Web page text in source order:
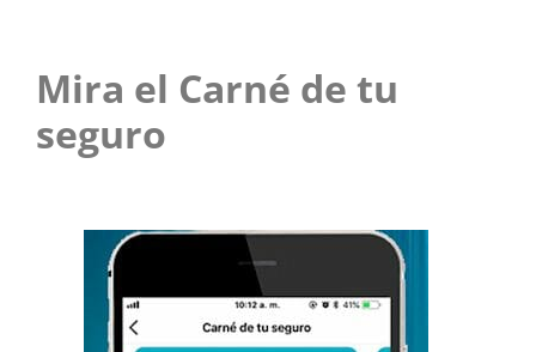
Mira el Carné de tu
seguro